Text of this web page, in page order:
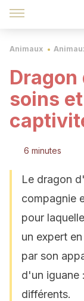
Animaux
soins
6 minutes
Le dragon
compagnie
pour
un expert
par son
d'un iguane
différents.